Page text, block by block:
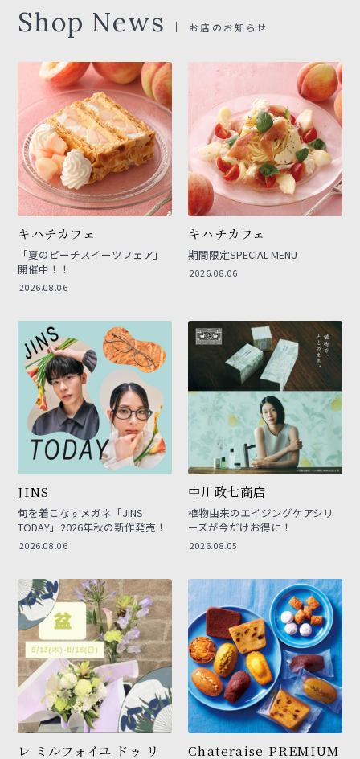
Shop News お店のお知らせ
キハチカフェ
「夏のピーチスイーツフェア」
開催中！！
2026.08.06
キハチカフェ
期間限定SPECIAL MENU
2026.08.06
JINS
旬を着こなすメガネ「JINS
TODAY」2026年秋の新作発売！
2026.08.06
中川政七商店
植物由来のエイジングケアシリ
ーズが今だけお得に！
2026.08.05
レ ミルフォイユ ドゥ リ Chateraise PREMIUM